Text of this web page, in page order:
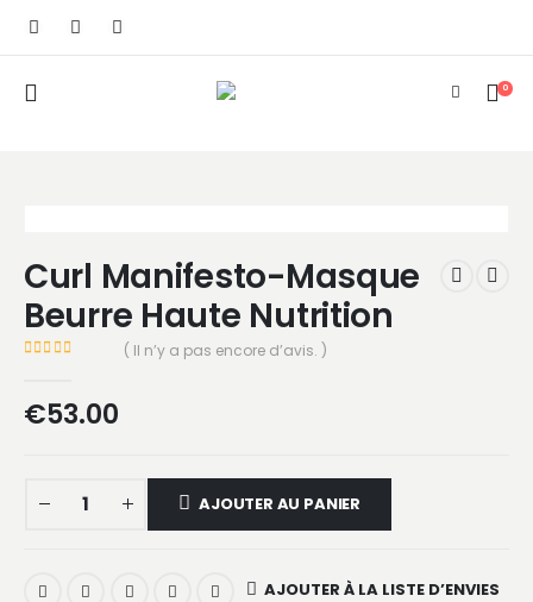
0
Curl Manifesto-Masque
Beurre Haute Nutrition
( Il n’y a pas encore d’avis. )
€53.00
AJOUTER AU PANIER
AJOUTER À LA LISTE D’ENVIES